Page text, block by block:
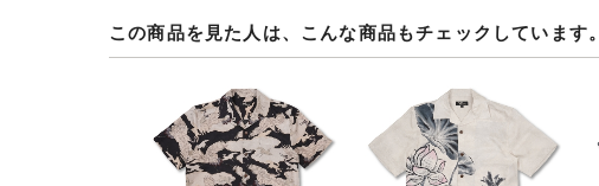
この商品を見た人は、こんな商品もチェックしています。